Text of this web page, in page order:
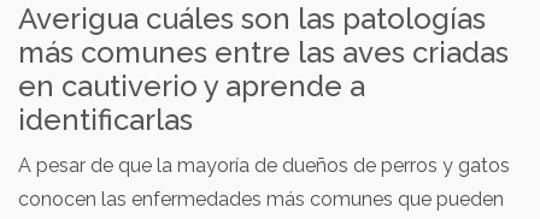
Averigua cuáles son las patologías
más comunes entre las aves criadas
en cautiverio y aprende a
identificarlas
A pesar de que la mayoría de dueños de perros y gatos
conocen las enfermedades más comunes que pueden